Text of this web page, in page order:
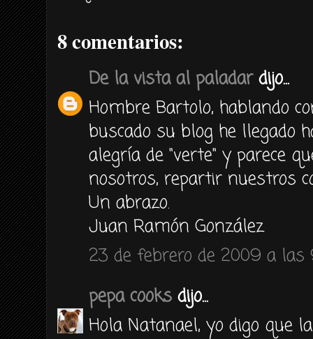
8 comentarios:
De la vista al paladardijo...
Hombre Bartolo, hablando
buscado su blog he llegado
alegría de "verte" y parece
nosotros, repartir nuestros
Un abrazo.
Juan Ramón González
23 de febrero de 2009 a las
pepa cooks dijo...
Hola Natanael, yo digo que